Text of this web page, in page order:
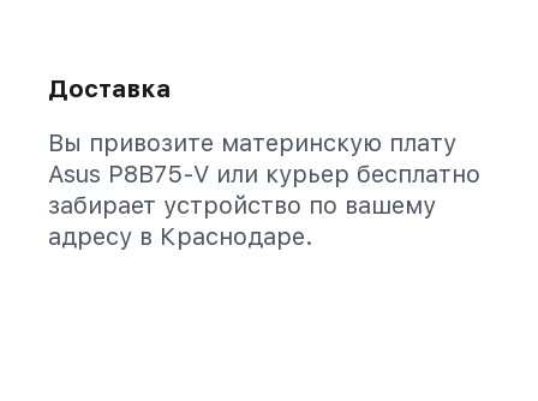
Доставка
Вы привозите материнскую плату
Asus P8B75-V или курьер бесплатно
забирает устройство по вашему
адресу в Краснодаре.